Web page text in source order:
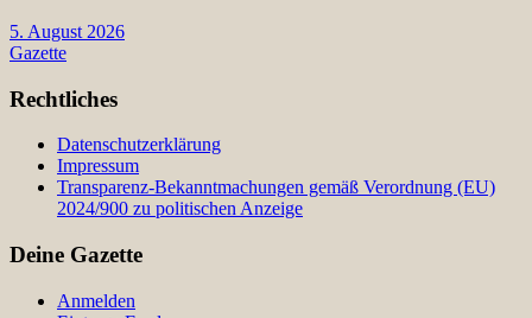
5. August 2026
Gazette
Rechtliches
Datenschutzerklärung
Impressum
Transparenz-Bekanntmachungen gemäß Verordnung (EU)
2024/900 zu politischen Anzeige
Deine Gazette
Anmelden